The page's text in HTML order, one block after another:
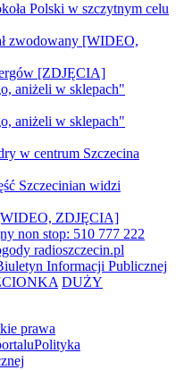
Polski w szczytnym celu
zwodowany [WIDEO,
[ZDJĘCIA]
aniżeli w sklepach"
aniżeli w sklepach"
w centrum Szczecina
Szczecinian widzi
ZDJĘCIA]
non stop: 510 777 222
radioszczecin.pl
Informacji Publicznej
DUŻY
prawa
Polityka